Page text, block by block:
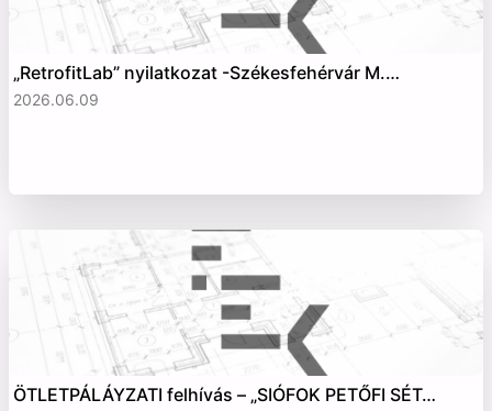
„RetrofitLab” nyilatkozat -Székesfehérvár M.…
2026.06.09
ÖTLETPÁLÁYZATI felhívás – „SIÓFOK PETŐFI SÉT…